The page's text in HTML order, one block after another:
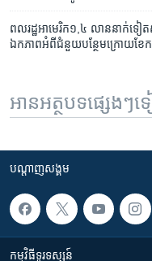
ពលរដ្ឋអាមេរិក១,៤ លាន​នាក់​ទៀ
ឯកភាព​អំពី​ជំនួយ​បន្ថែម​ក្រោយ​ខែក
អានអត្ថបទផ្សេងៗទ
បណ្តាញ​សង្គម
កម្មវិធី​ទូរទស្សន៍